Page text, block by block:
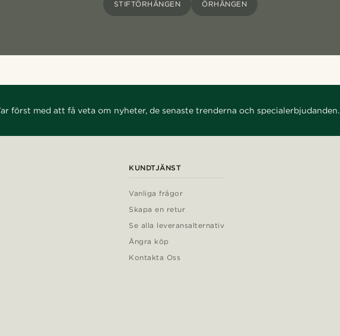
STIFTÖRHÄNGEN ÖRHÄNGEN
först med att få veta om nyheter, de senaste trenderna och specialerbjudanden.
KUNDTJÄNST
Vanliga frågor
Skapa en retur
Se alla leveransalternativ
Ångra köp
Kontakta Oss